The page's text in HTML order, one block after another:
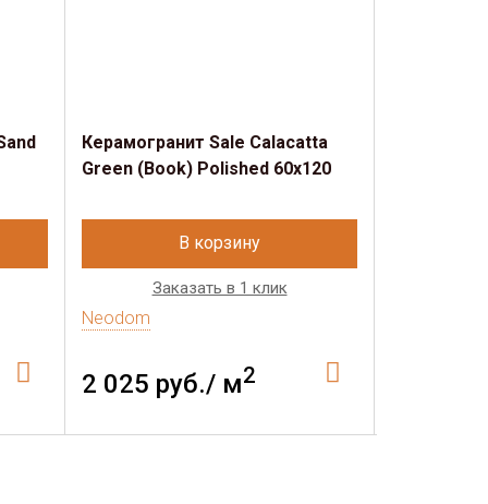
Керамогранит Sale Calacatta
Green (Book) Polished 60x120
В корзину
Заказать в 1 клик
Neodom
2 025 руб./ м2